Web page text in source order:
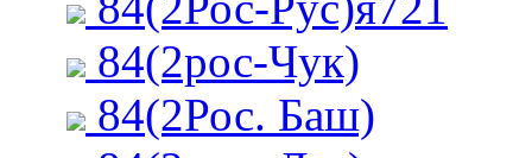
84(2рос-Чук)
84(2Рос. Баш)